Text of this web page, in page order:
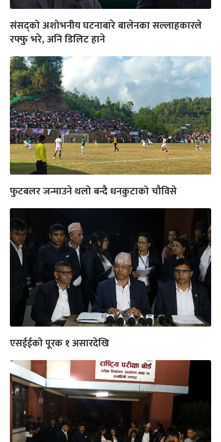
संसद्को अशोभनीय घटनाबारे बालेनका सल्लाहकारले
रफ्फु भरे, अनि डिलिट हाने
फुटबलर जन्माउने थलो बन्दै धनकुटाको चौविसे
एसईईको पूरक १ असारदेखि